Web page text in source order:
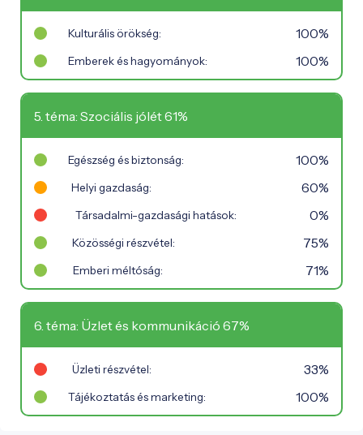
Kulturális örökség: 100%
Emberek és hagyományok: 100%
5. téma: Szociális jólét 61%
Egészség és biztonság: 100%
Helyi gazdaság: 60%
Társadalmi-gazdasági hatások: 0%
Közösségi részvétel: 75%
Emberi méltóság: 71%
6. téma: Üzlet és kommunikáció 67%
Üzleti részvétel: 33%
Tájékoztatás és marketing: 100%